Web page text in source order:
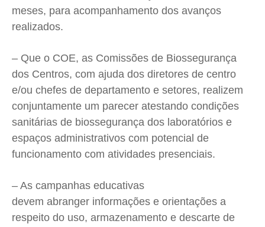
meses, para acompanhamento dos avanços
realizados.
– Que o COE, as Comissões de Biossegurança
dos Centros, com ajuda dos diretores de centro
e/ou chefes de departamento e setores, realizem
conjuntamente um parecer atestando condições
sanitárias de biossegurança dos laboratórios e
espaços administrativos com potencial de
funcionamento com atividades presenciais.
– As campanhas educativas
devem abranger informações e orientações a
respeito do uso, armazenamento e descarte de